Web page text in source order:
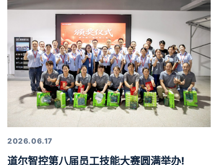
2026.06.17
道尔智控第八届员工技能大赛圆满举办!